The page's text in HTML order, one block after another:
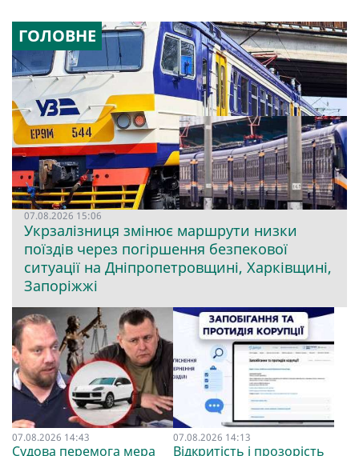
ГОЛОВНЕ
07.08.2026 15:06
Укрзалізниця змінює маршрути низки
поїздів через погіршення безпекової
ситуації на Дніпропетровщині, Харківщині,
Запоріжжі
07.08.2026 14:43
Судова перемога мера
07.08.2026 14:13
Відкритість і прозорість